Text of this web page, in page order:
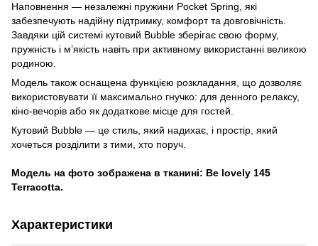
Наповнення — незалежні пружини Pocket Spring, які
забезпечують надійну підтримку, комфорт та довговічність.
Завдяки цій системі кутовий Bubble зберігає свою форму,
пружність і м’якість навіть при активному використанні великою
родиною.
Модель також оснащена функцією розкладання, що дозволяє
використовувати її максимально гнучко: для денного релаксу,
кіно-вечорів або як додаткове місце для гостей.
Кутовий Bubble — це стиль, який надихає, і простір, який
хочеться розділити з тими, хто поруч.
Модель на фото зображена в тканині: Be lovely 145
Terracotta.
Характеристики